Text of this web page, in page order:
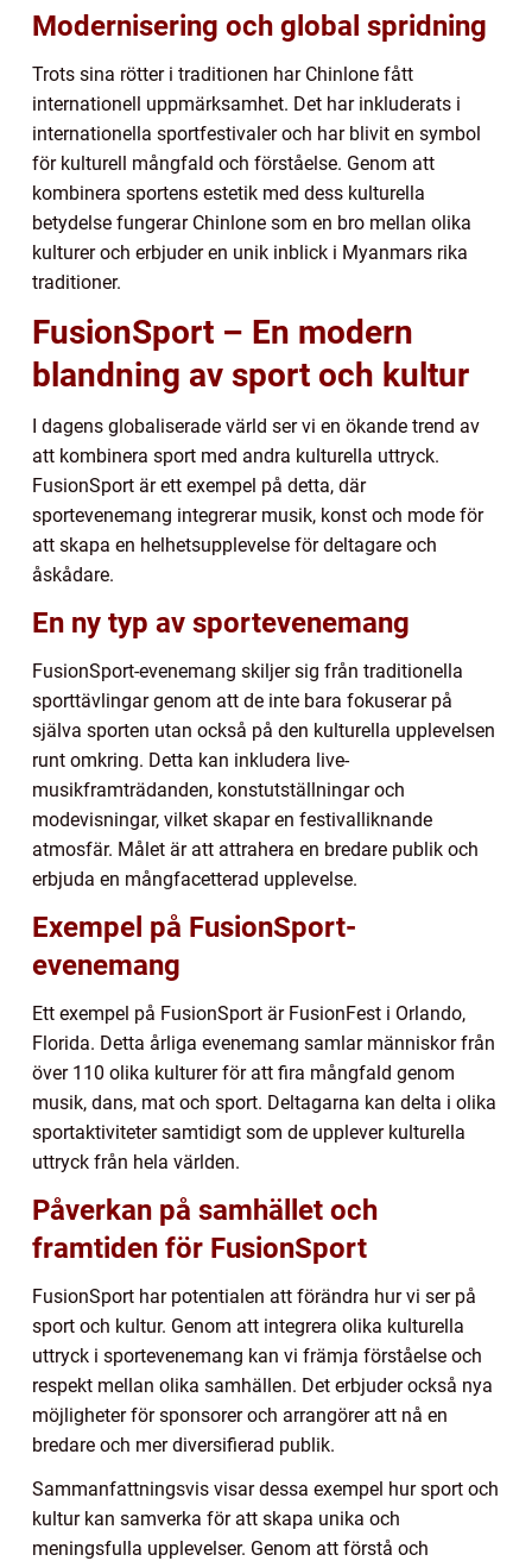
Modernisering och global spridning
Trots sina rötter i traditionen har Chinlone fått
internationell uppmärksamhet. Det har inkluderats i
internationella sportfestivaler och har blivit en symbol
för kulturell mångfald och förståelse. Genom att
kombinera sportens estetik med dess kulturella
betydelse fungerar Chinlone som en bro mellan olika
kulturer och erbjuder en unik inblick i Myanmars rika
traditioner.
FusionSport – En modern
blandning av sport och kultur
I dagens globaliserade värld ser vi en ökande trend av
att kombinera sport med andra kulturella uttryck.
FusionSport är ett exempel på detta, där
sportevenemang integrerar musik, konst och mode för
att skapa en helhetsupplevelse för deltagare och
åskådare.
En ny typ av sportevenemang
FusionSport-evenemang skiljer sig från traditionella
sporttävlingar genom att de inte bara fokuserar på
själva sporten utan också på den kulturella upplevelsen
runt omkring. Detta kan inkludera live-
musikframträdanden, konstutställningar och
modevisningar, vilket skapar en festivalliknande
atmosfär. Målet är att attrahera en bredare publik och
erbjuda en mångfacetterad upplevelse.
Exempel på FusionSport-
evenemang
Ett exempel på FusionSport är FusionFest i Orlando,
Florida. Detta årliga evenemang samlar människor från
över 110 olika kulturer för att fira mångfald genom
musik, dans, mat och sport. Deltagarna kan delta i olika
sportaktiviteter samtidigt som de upplever kulturella
uttryck från hela världen.
Påverkan på samhället och
framtiden för FusionSport
FusionSport har potentialen att förändra hur vi ser på
sport och kultur. Genom att integrera olika kulturella
uttryck i sportevenemang kan vi främja förståelse och
respekt mellan olika samhällen. Det erbjuder också nya
möjligheter för sponsorer och arrangörer att nå en
bredare och mer diversifierad publik.
Sammanfattningsvis visar dessa exempel hur sport och
kultur kan samverka för att skapa unika och
meningsfulla upplevelser. Genom att förstå och